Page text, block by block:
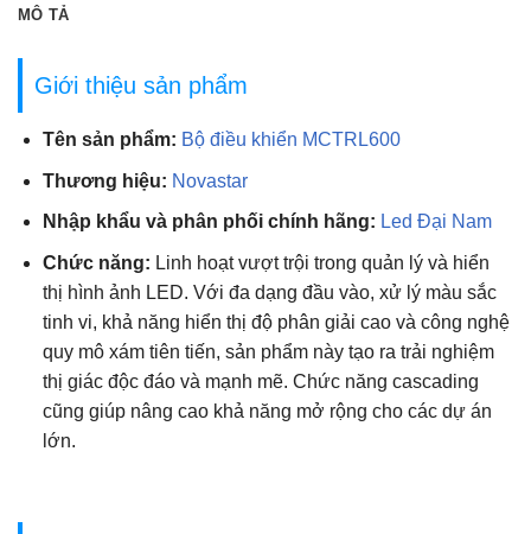
MÔ TẢ
Giới thiệu sản phẩm
Tên sản phẩm: Bộ điều khiển MCTRL600
Thương hiệu: Novastar
Nhập khẩu và phân phối chính hãng: Led Đại Nam
Chức năng: Linh hoạt vượt trội trong quản lý và hiển
thị hình ảnh LED. Với đa dạng đầu vào, xử lý màu sắc
tinh vi, khả năng hiển thị độ phân giải cao và công nghệ
quy mô xám tiên tiến, sản phẩm này tạo ra trải nghiệm
thị giác độc đáo và mạnh mẽ. Chức năng cascading
cũng giúp nâng cao khả năng mở rộng cho các dự án
lớn.